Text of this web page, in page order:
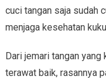
cuci tangan saja sudah
menjaga kesehatan
Dari jemari tangan
terawat baik, rasannya